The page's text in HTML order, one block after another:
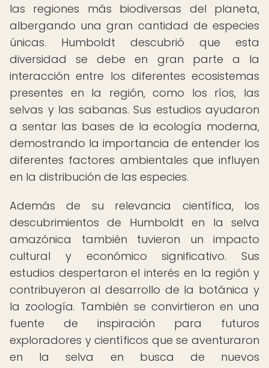
las regiones más biodiversas del planeta,
albergando una gran cantidad de especies
únicas. Humboldt descubrió que esta
diversidad se debe en gran parte a la
interacción entre los diferentes ecosistemas
presentes en la región, como los ríos, las
selvas y las sabanas. Sus estudios ayudaron
a sentar las bases de la ecología moderna,
demostrando la importancia de entender los
diferentes factores ambientales que influyen
en la distribución de las especies.
Además de su relevancia científica, los
descubrimientos de Humboldt en la selva
amazónica también tuvieron un impacto
cultural y económico significativo. Sus
estudios despertaron el interés en la región y
contribuyeron al desarrollo de la botánica y
la zoología. También se convirtieron en una
fuente de inspiración para futuros
exploradores y científicos que se aventuraron
en la selva en busca de nuevos